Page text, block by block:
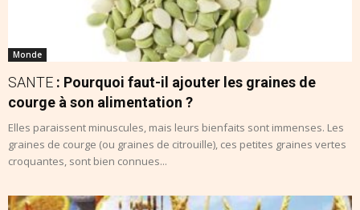
Monde
SANTE : Pourquoi faut-il ajouter les graines de
courge à son alimentation ?
Elles paraissent minuscules, mais leurs bienfaits sont immenses. Les
graines de courge (ou graines de citrouille), ces petites graines vertes
croquantes, sont bien connues...